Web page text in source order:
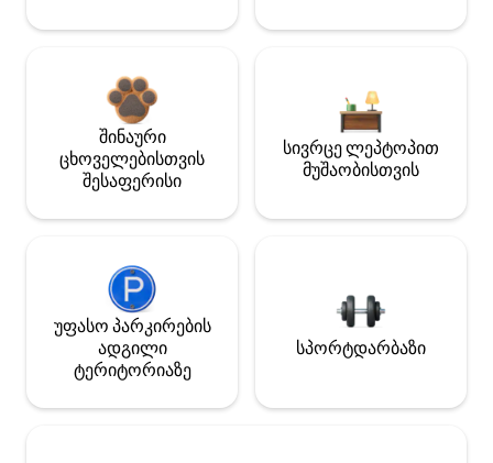
შინაური
ცხოველებისთვის
შესაფერისი
სივრცე ლეპტოპით
მუშაობისთვის
უფასო პარკირების
ადგილი
ტერიტორიაზე
სპორტდარბაზი